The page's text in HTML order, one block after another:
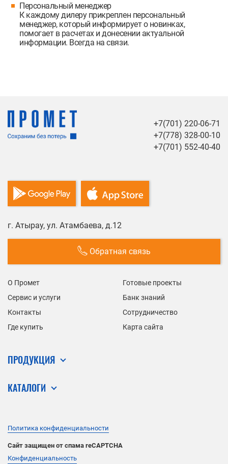
Персональный менеджер
К каждому дилеру прикреплен персональный
менеджер, который информирует о новинках,
помогает в расчетах и донесении актуальной
информации. Всегда на связи.
+7(701) 220-06-71
+7(778) 328-00-10
+7(701) 552-40-40
г. Атырау, ул. Атамбаева, д.12
Обратная связь
О Промет
Готовые проекты
Сервис и услуги
Банк знаний
Контакты
Сотрудничество
Где купить
Карта сайта
ПРОДУКЦИЯ
КАТАЛОГИ
Политика конфиденциальности
Сайт защищен от спама reCAPTCHA
Конфиденциальность